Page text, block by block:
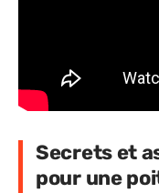
Secrets et
pour une